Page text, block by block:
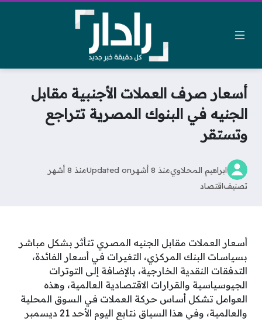
أسعار صرف العملات الأجنبية مقابل
الجنيه في البنوك المصرية تتراجع
وتستقر
ابراهيم المحلاويمنذ 8 أشهر Updated onمنذ 8 أشهر
تصنيفاقتصاد
أسعار العملات مقابل الجنيه المصري تتأثر بشكل مباشر
بسياسات البنك المركزي، التغيرات في أسعار الفائدة،
التدفقات النقدية الخارجية، بالإضافة إلى التوترات
الجيوسياسية والقرارات الاقتصادية العالمية، وهذه
العوامل تشكل أساس حركة العملات في السوق المحلية
والعالمية، وفي هذا السياق نتابع اليوم الأحد 21 ديسمبر